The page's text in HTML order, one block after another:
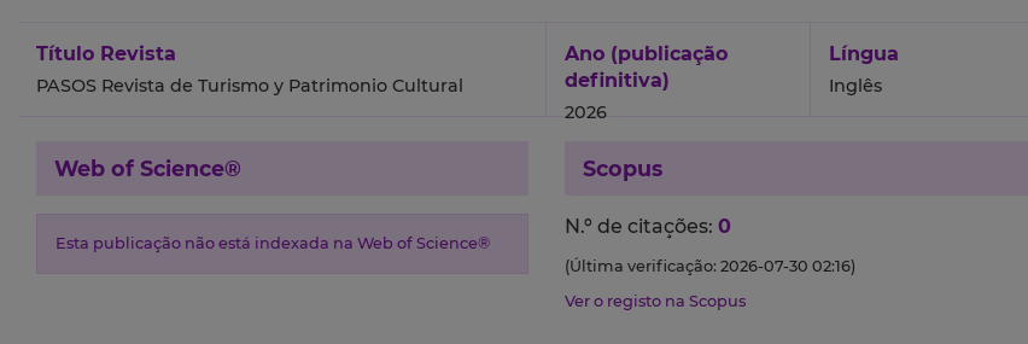
Título Revista
PASOS Revista de Turismo y Patrimonio Cultural
Ano (publicação
definitiva)
2026
Língua
Inglês
Web of Science®
Esta publicação não está indexada na Web of Science®
Scopus
N.º de citações: 0
(Última verificação: 2026-07-30 02:16)
Ver o registo na Scopus